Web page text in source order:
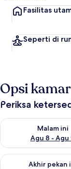
Fasilitas
Seperti di
Opsi kamar
Periksa
Malam ini
Agu 8 - Agu
Periksa
Akhir pekan
Periksa